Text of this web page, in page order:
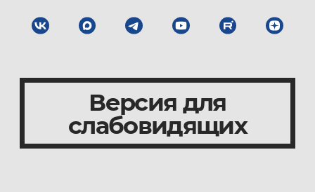
Версия для
слабовидящих